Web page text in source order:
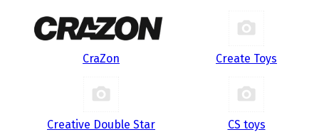
CraZon Create Toys
Creative Double Star CS toys